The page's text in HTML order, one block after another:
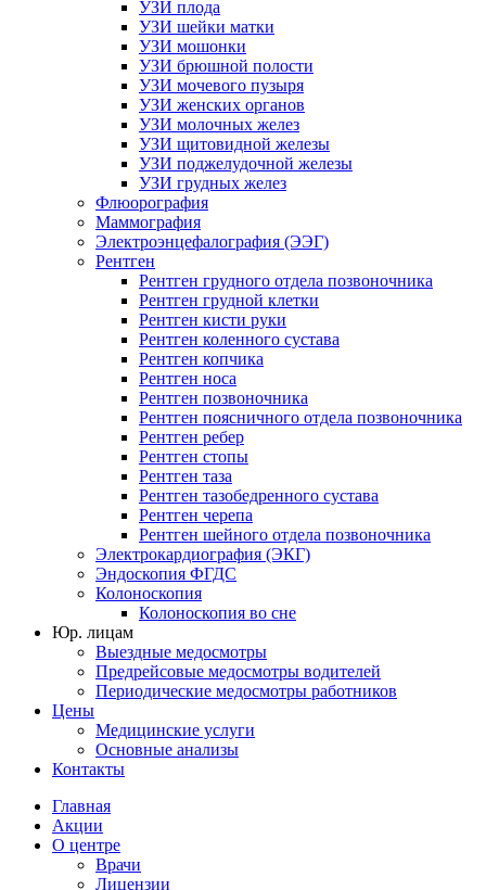
УЗИ плода
УЗИ шейки матки
УЗИ мошонки
УЗИ брюшной полости
УЗИ мочевого пузыря
УЗИ женских органов
УЗИ молочных желез
УЗИ щитовидной железы
УЗИ поджелудочной железы
УЗИ грудных желез
Флюорография
Маммография
Электроэнцефалография (ЭЭГ)
Рентген
Рентген грудного отдела позвоночника
Рентген грудной клетки
Рентген кисти руки
Рентген коленного сустава
Рентген копчика
Рентген носа
Рентген позвоночника
Рентген поясничного отдела позвоночника
Рентген ребер
Рентген стопы
Рентген таза
Рентген тазобедренного сустава
Рентген черепа
Рентген шейного отдела позвоночника
Электрокардиография (ЭКГ)
Эндоскопия ФГДС
Колоноскопия
Колоноскопия во сне
Юр. лицам
Выездные медосмотры
Предрейсовые медосмотры водителей
Периодические медосмотры работников
Цены
Медицинские услуги
Основные анализы
Контакты
Главная
Акции
О центре
Врачи
Лицензии